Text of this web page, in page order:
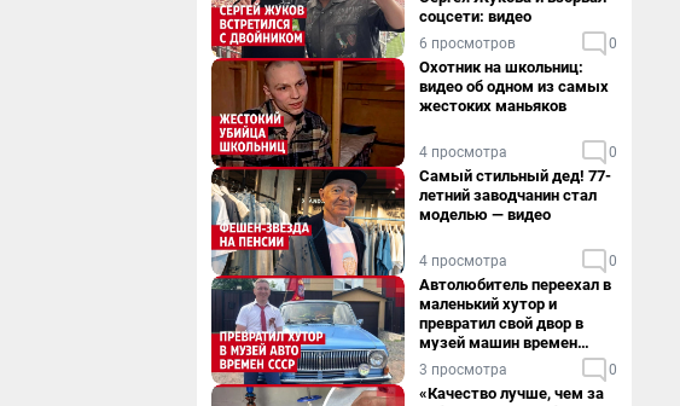
соцсети: видео
6 просмотров 0
Охотник на школьниц:
видео об одном из самых
жестоких маньяков
4 просмотра 0
Самый стильный дед! 77-
летний заводчанин стал
моделью — видео
4 просмотра 0
Автолюбитель переехал в
маленький хутор и
превратил свой двор в
музей машин времен
СССР. Видео
3 просмотра 0
«Качество лучше, чем за